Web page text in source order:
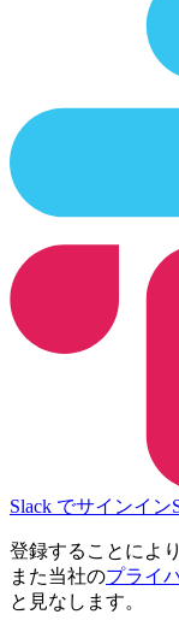
Slack でサインイン
登録することによ
また当社のプライ
と見なします。